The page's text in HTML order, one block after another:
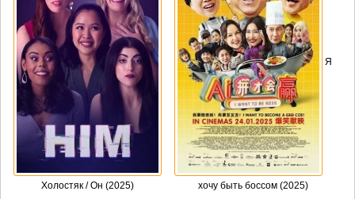
Холостяк / Он (2025)
Я
хочу быть боссом (2025)